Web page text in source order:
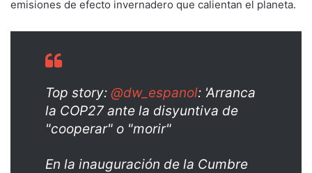
emisiones de efecto invernadero que calientan el planeta.
Top story: @dw_espanol: 'Arranca
la COP27 ante la disyuntiva de
"cooperar" o "morir"
En la inauguración de la Cumbre